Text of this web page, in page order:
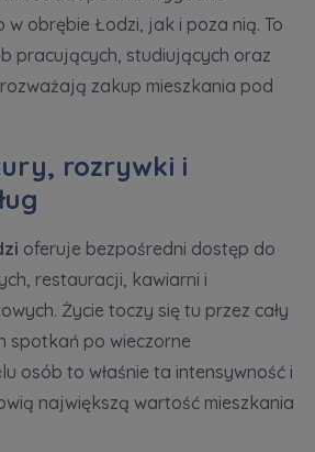
w obrębie Łodzi, jak i poza nią. To
pracujących, studiujących oraz
zakup mieszkania pod
rozrywki i
oferuje bezpośredni dostęp do
restauracji, kawiarni i
Życie toczy się tu przez cały
spotkań po wieczorne
osób to właśnie ta intensywność i
największą wartość mieszkania